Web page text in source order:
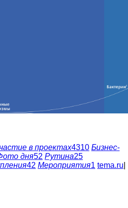
в проектах4310 Бизнес-
дня52 Рутина25
42 Мероприятия1 tema.ru